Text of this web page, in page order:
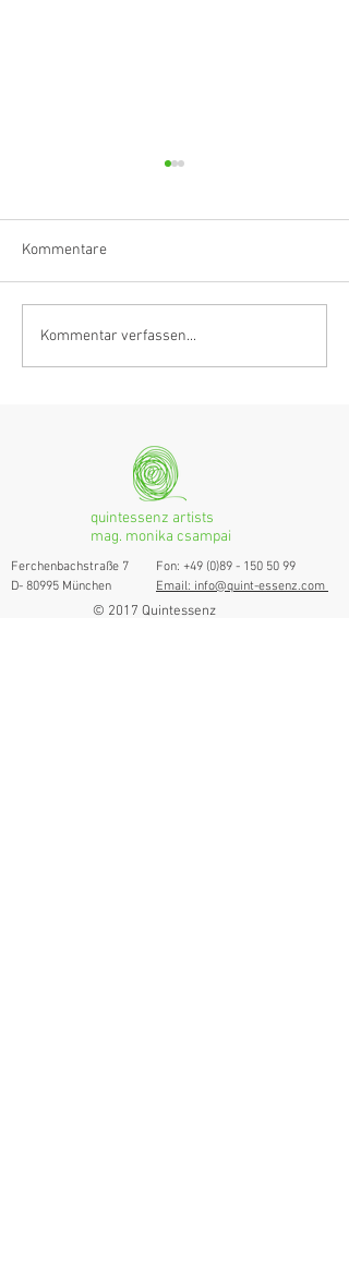
Klarinettistin, Tonmeisterin,
Grenzgängerin
Kommentare
Kommentar verfassen...
quintessenz artists
mag. monika csampai
Ferchenbachstraße 7
D- 80995 München
Fon: +49 (0)89 - 150 50 99
Email: info@quint-essenz.com
© 2017 Quintessenz